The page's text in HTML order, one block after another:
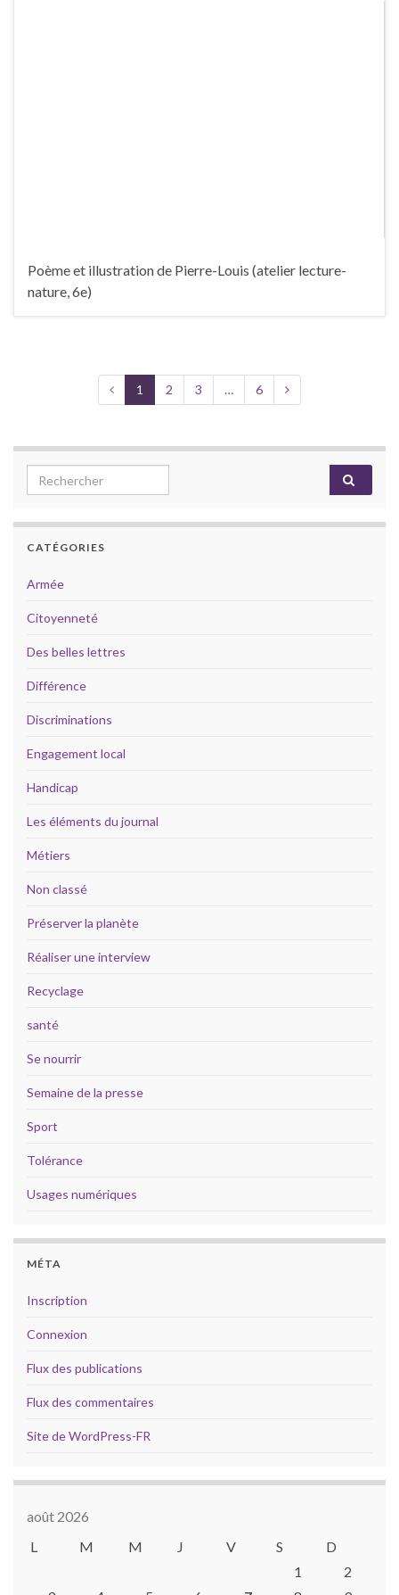
Poème et illustration de Pierre-Louis (atelier lecture-
nature, 6e)
1 2 3 … 6
Search for:
CATÉGORIES
Armée
Citoyenneté
Des belles lettres
Différence
Discriminations
Engagement local
Handicap
Les éléments du journal
Métiers
Non classé
Préserver la planète
Réaliser une interview
Recyclage
santé
Se nourrir
Semaine de la presse
Sport
Tolérance
Usages numériques
MÉTA
Inscription
Connexion
Flux des publications
Flux des commentaires
Site de WordPress-FR
août 2026
L
M M J V S
D
1
2